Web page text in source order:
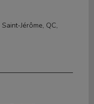
Jérôme, QC,